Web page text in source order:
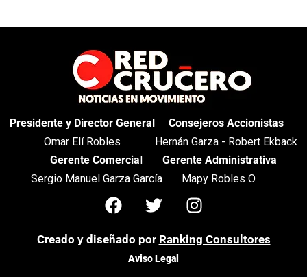
Presidente y Director General
Omar Elí Robles
Consejeros Accionistas
Hernán Garza - Robert Ekback
Gerente Comercia
Sergio Manuel Garza García
Gerente Administrativa
Mapy Robles O.
Creado y diseñado por Ranking Consultores
Aviso Legal